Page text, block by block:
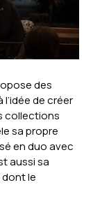
des
de créer
collections
sa propre
en duo avec
aussi sa
le